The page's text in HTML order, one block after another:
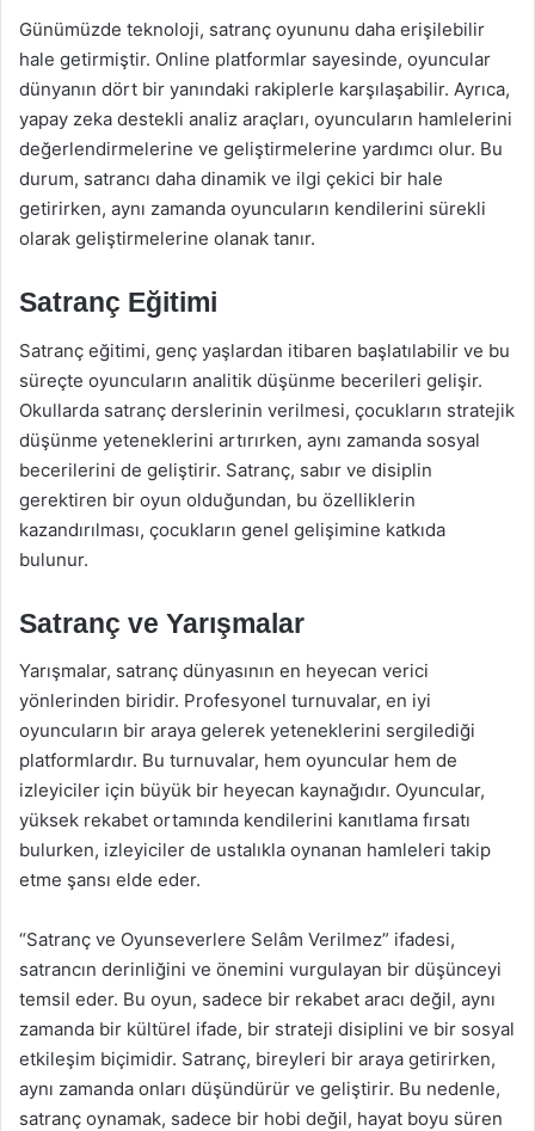
Günümüzde teknoloji, satranç oyununu daha erişilebilir
hale getirmiştir. Online platformlar sayesinde, oyuncular
dünyanın dört bir yanındaki rakiplerle karşılaşabilir. Ayrıca,
yapay zeka destekli analiz araçları, oyuncuların hamlelerini
değerlendirmelerine ve geliştirmelerine yardımcı olur. Bu
durum, satrancı daha dinamik ve ilgi çekici bir hale
getirirken, aynı zamanda oyuncuların kendilerini sürekli
olarak geliştirmelerine olanak tanır.
Satranç Eğitimi
Satranç eğitimi, genç yaşlardan itibaren başlatılabilir ve bu
süreçte oyuncuların analitik düşünme becerileri gelişir.
Okullarda satranç derslerinin verilmesi, çocukların stratejik
düşünme yeteneklerini artırırken, aynı zamanda sosyal
becerilerini de geliştirir. Satranç, sabır ve disiplin
gerektiren bir oyun olduğundan, bu özelliklerin
kazandırılması, çocukların genel gelişimine katkıda
bulunur.
Satranç ve Yarışmalar
Yarışmalar, satranç dünyasının en heyecan verici
yönlerinden biridir. Profesyonel turnuvalar, en iyi
oyuncuların bir araya gelerek yeteneklerini sergilediği
platformlardır. Bu turnuvalar, hem oyuncular hem de
izleyiciler için büyük bir heyecan kaynağıdır. Oyuncular,
yüksek rekabet ortamında kendilerini kanıtlama fırsatı
bulurken, izleyiciler de ustalıkla oynanan hamleleri takip
etme şansı elde eder.
“Satranç ve Oyunseverlere Selâm Verilmez” ifadesi,
satrancın derinliğini ve önemini vurgulayan bir düşünceyi
temsil eder. Bu oyun, sadece bir rekabet aracı değil, aynı
zamanda bir kültürel ifade, bir strateji disiplini ve bir sosyal
etkileşim biçimidir. Satranç, bireyleri bir araya getirirken,
aynı zamanda onları düşündürür ve geliştirir. Bu nedenle,
satranç oynamak, sadece bir hobi değil, hayat boyu süren